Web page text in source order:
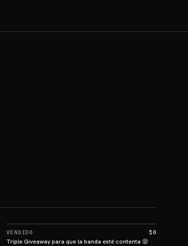
VENDIDO $0
Triple Giveaway para que la banda esté contenta 😝